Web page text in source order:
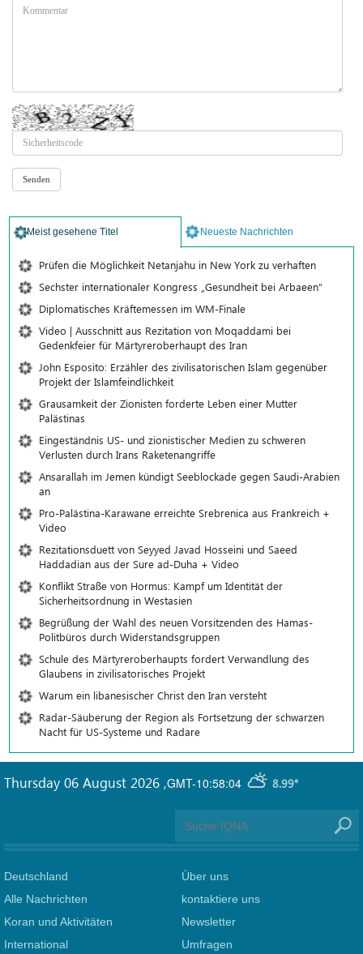
Meist gesehene Titel Neueste Nachrichten
Prüfen die Möglichkeit Netanjahu in New York zu verhaften
Sechster internationaler Kongress „Gesundheit bei Arbaeen“
Diplomatisches Kräftemessen im WM-Finale
Video | Ausschnitt aus Rezitation von Moqaddami bei
Gedenkfeier für Märtyreroberhaupt des Iran
John Esposito: Erzähler des zivilisatorischen Islam gegenüber
Projekt der Islamfeindlichkeit
Grausamkeit der Zionisten forderte Leben einer Mutter
Palästinas
Eingeständnis US- und zionistischer Medien zu schweren
Verlusten durch Irans Raketenangriffe
Ansarallah im Jemen kündigt Seeblockade gegen Saudi-Arabien
an
Pro-Palästina-Karawane erreichte Srebrenica aus Frankreich +
Video
Rezitationsduett von Seyyed Javad Hosseini und Saeed
Haddadian aus der Sure ad-Duha + Video
Konflikt Straße von Hormus: Kampf um Identität der
Sicherheitsordnung in Westasien
Begrüßung der Wahl des neuen Vorsitzenden des Hamas-
Politbüros durch Widerstandsgruppen
Schule des Märtyreroberhaupts fordert Verwandlung des
Glaubens in zivilisatorisches Projekt
Warum ein libanesischer Christ den Iran versteht
Radar-Säuberung der Region als Fortsetzung der schwarzen
Nacht für US-Systeme und Radare
GMT-10:58:04 8.99°
Thursday 06 August 2026 ,
Deutschland
Alle Nachrichten
Koran und Aktivitäten
International
Über uns
kontaktiere uns
Newsletter
Umfragen